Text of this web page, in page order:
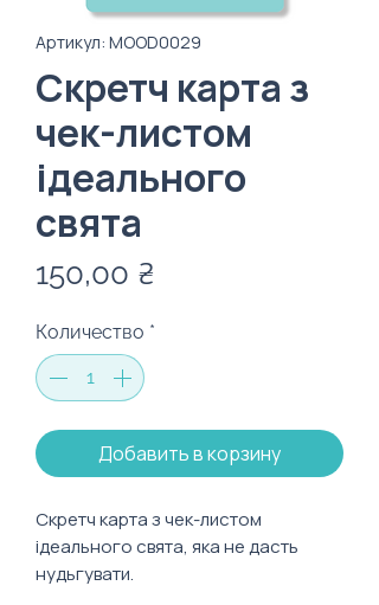
Артикул: MOOD0029
Скретч карта з
чек-листом
ідеального
свята
150,00 ₴
Количество *
Добавить в корзину
Скретч карта з чек-листом
ідеального свята, яка не дасть
нудьгувати.